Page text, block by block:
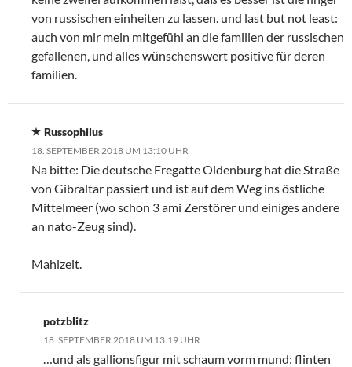
von russischen einheiten zu lassen. und last but not least:
auch von mir mein mitgefühl an die familien der russischen
gefallenen, und alles wünschenswert positive für deren
familien.
Russophilus
18. SEPTEMBER 2018 UM 13:10 UHR
Na bitte: Die deutsche Fregatte Oldenburg hat die Straße
von Gibraltar passiert und ist auf dem Weg ins östliche
Mittelmeer (wo schon 3 ami Zerstörer und einiges andere
an nato-Zeug sind).
Mahlzeit.
potzblitz
18. SEPTEMBER 2018 UM 13:19 UHR
…und als gallionsfigur mit schaum vorm mund: flinten